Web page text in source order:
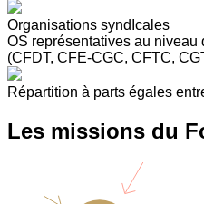
Organisations syndIcales
OS représentatives au niveau
(CFDT, CFE-CGC, CFTC,
Répartition à parts égales
Les missions du